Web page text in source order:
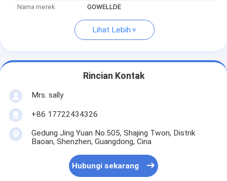
Nama merek GOWELLDE
Lihat Lebih
Rincian Kontak
Mrs. sally
+86 17722434326
Gedung Jing Yuan No.505, Shajing Twon, Distrik
Baoan, Shenzhen, Guangdong, Cina
Hubungi sekarang